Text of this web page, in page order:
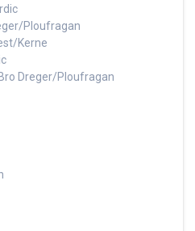
Ploufragan
Kerne
Dreger/Ploufragan